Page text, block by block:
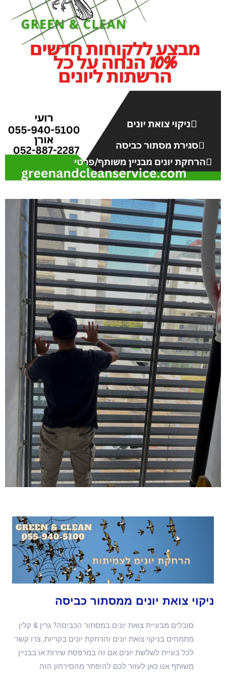
ניקוי צואת יונים ממסתור כביסה
סובלים מבעיית צואת יונים במסתור הכביסה? גרין & קלין
מתמחים בניקוי צואת יונים והרחקת יונים בקריות, צרו קשר
לכל בעיית לשלשת יונים אם זה במרפסת שירות או בבניין
משותף אנו כאן לעזור לכם להיפתר מהסירחון הזה.